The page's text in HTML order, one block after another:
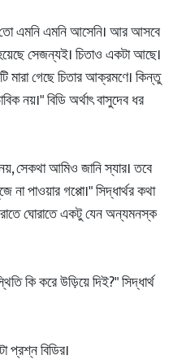
এমনি এমনি আসেনি। আর আসবে
সেজন্যই। চিতাও একটা আছে।
মারা গেছে চিতার আক্রমণে। কিন্তু
নয়।" বিডি অর্থাৎ বাসুদেব ধর
সেকথা আমিও জানি স্যার। তবে
পাওয়ার গপ্পো।" সিদ্ধার্থর কথা
ঘোরাতে একটু যেন অন্যমনস্ক
কি করে উড়িয়ে দিই?" সিদ্ধার্থ
প্রশ্ন বিডির।